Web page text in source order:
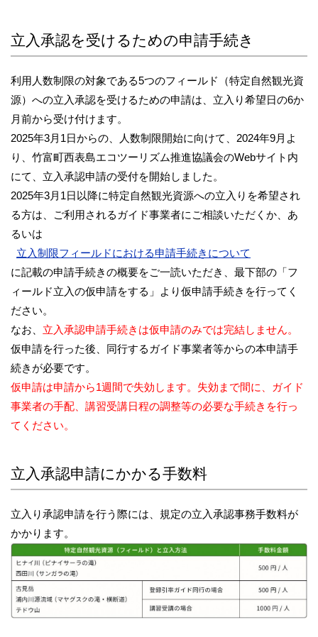
立入承認を受けるための申請手続き
利用人数制限の対象である5つのフィールド（特定自然観光資
源）への立入承認を受けるための申請は、立入り希望日の6か
月前から受け付けます。
2025年3月1日からの、人数制限開始に向けて、2024年9月よ
り、竹富町西表島エコツーリズム推進協議会のWebサイト内
にて、立入承認申請の受付を開始しました。
2025年3月1日以降に特定自然観光資源への立入りを希望され
る方は、ご利用されるガイド事業者にご相談いただくか、あ
るいは
立入制限フィールドにおける申請手続きについて
に記載の申請手続きの概要をご一読いただき、最下部の「フ
ィールド立入の仮申請をする」より仮申請手続きを行ってく
ださい。
なお、 立入承認申請手続きは仮申請のみでは完結しません。
仮申請を行った後、同行するガイド事業者等からの本申請手
続きが必要です。
仮申請は申請から1週間で失効します。失効まで間に、ガイド
事業者の手配、講習受講日程の調整等の必要な手続きを行っ
てください。
立入承認申請にかかる手数料
立入り承認申請を行う際には、規定の立入承認事務手数料が
かかります。